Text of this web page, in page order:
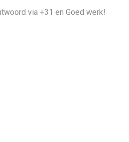
via +31 en Goed werk!